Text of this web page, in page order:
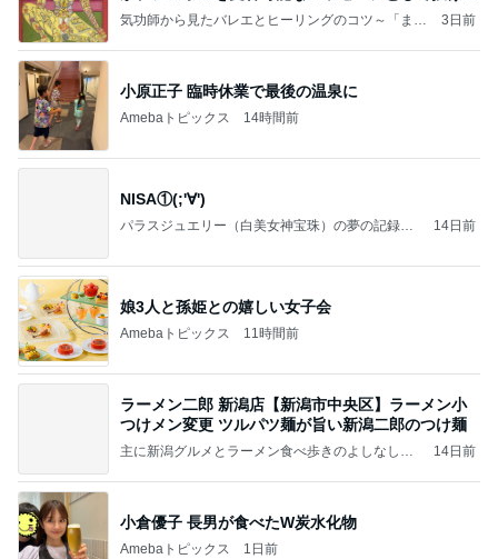
ことが
気功師から見たバレエとヒーリングのコツ～「まと
3日前
小原正子 臨時休業で最後の温泉に
Amebaトピックス 14時間前
NISA①(;'∀')
パラスジュエリー（白美女神宝珠）の夢の記録
14日前
娘3人と孫姫との嬉しい女子会
Amebaトピックス 11時間前
ラーメン二郎 新潟店【新潟市中央区】ラーメン小
つけメン変更 ツルパツ麺が旨い新潟二郎のつけ麺
主に新潟グルメとラーメン食べ歩きのよしなしご
14日前
小倉優子 長男が食べたW炭水化物
Amebaトピックス 1日前